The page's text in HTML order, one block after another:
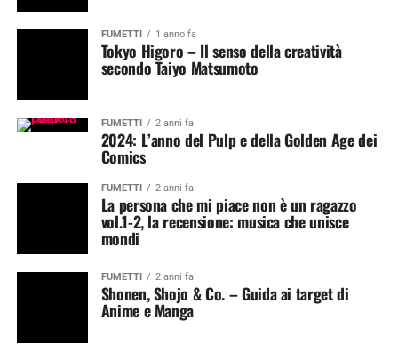
FUMETTI 1 anno fa
Tokyo Higoro – Il senso della creatività
secondo Taiyo Matsumoto
FUMETTI 2 anni fa
2024: L’anno del Pulp e della Golden Age dei
Comics
FUMETTI 2 anni fa
La persona che mi piace non è un ragazzo
vol.1-2, la recensione: musica che unisce
mondi
FUMETTI 2 anni fa
Shonen, Shojo & Co. – Guida ai target di
Anime e Manga